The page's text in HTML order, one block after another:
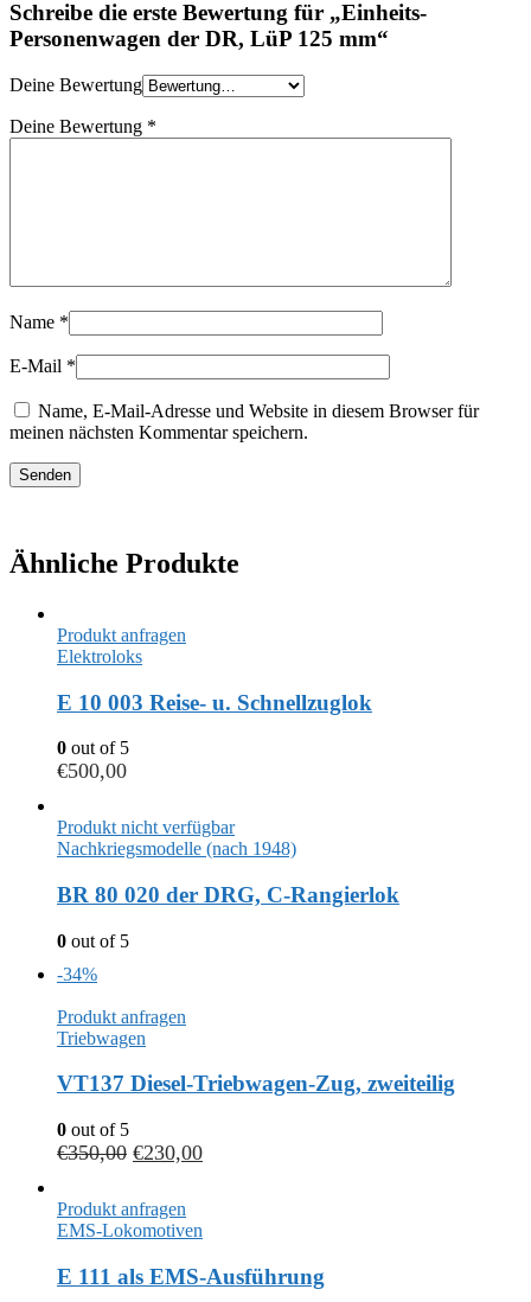
Schreibe die erste Bewertung für „Einheits-
Personenwagen der DR, LüP 125 mm“
Deine Bewertung
Deine Bewertung *
Name *
E-Mail *
Name, E-Mail-Adresse und Website in diesem Browser für
meinen nächsten Kommentar speichern.
Ähnliche Produkte
Produkt anfragen
Elektroloks
E 10 003 Reise- u. Schnellzuglok
0 out of 5
€500,00
Produkt nicht verfügbar
Nachkriegsmodelle (nach 1948)
BR 80 020 der DRG, C-Rangierlok
0 out of 5
-34%
Produkt anfragen
Triebwagen
VT137 Diesel-Triebwagen-Zug, zweiteilig
0 out of 5
€350,00 €230,00
Produkt anfragen
EMS-Lokomotiven
E 111 als EMS-Ausführung